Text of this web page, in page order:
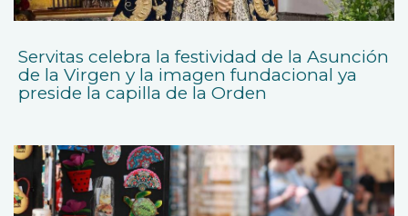
Servitas celebra la festividad de la Asunción
de la Virgen y la imagen fundacional ya
preside la capilla de la Orden